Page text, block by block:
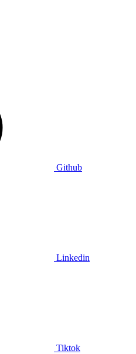
Github
Linkedin
Tiktok